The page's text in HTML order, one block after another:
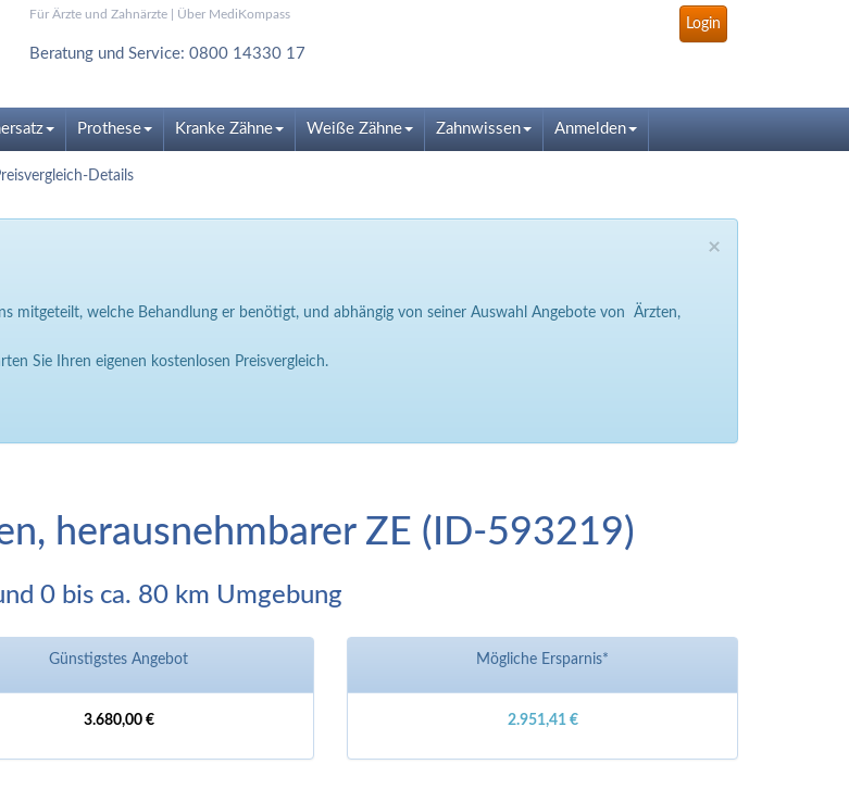
Für Ärzte und Zahnärzte| Über MediKompass
Login
Beratung und Service: 0800 14330 17
Prothese Kranke Zähne Weiße Zähne Zahnwissen Anmelden
Details
×
mitgeteilt, welche Behandlung er benötigt, und abhängig von seiner Auswahl Angebote von Ärzten,
Sie Ihren eigenen kostenlosen Preisvergleich.
herausnehmbarer ZE (ID-593219)
0 bis ca. 80 km Umgebung
Günstigstes Angebot
3.680,00 €
Mögliche Ersparnis*
2.951,41 €